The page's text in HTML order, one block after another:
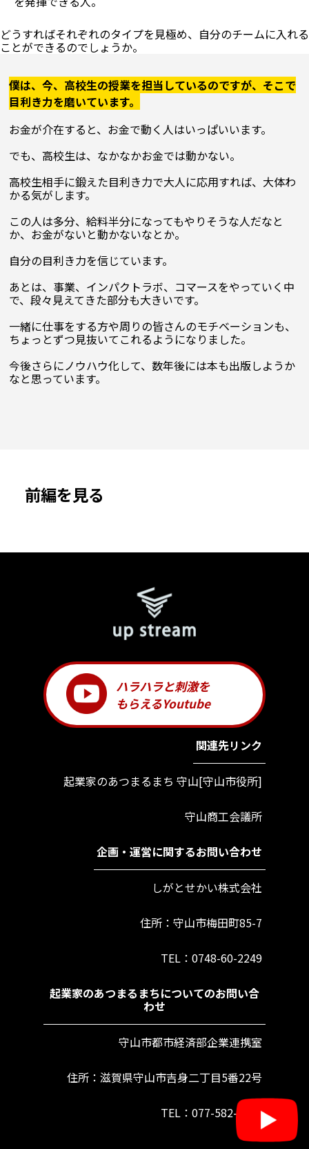
どうすればそれぞれのタイプを見極め、自分のチームに入れる
僕は、今、高校生の授業を担当しているのですが、そこで
目利き力を磨いています。
お金が介在すると、お金で動く人はいっぱいいます。
でも、高校生は、なかなかお金では動かない。
高校生相手に鍛えた目利き力で大人に応用すれば、大体わ
かる気がします。
この人は多分、給料半分になってもやりそうな人だなと
か、お金がないと動かないなとか。
自分の目利き力を信じています。
あとは、事業、インパクトラボ、コマースをやっていく中
で、段々見えてきた部分も大きいです。
一緒に仕事をする方や周りの皆さんのモチベーションも、
ちょっとずつ見抜いてこれるようになりました。
今後さらにノウハウ化して、数年後には本も出版しようか
前編を見る
ハラハラと刺激を
もらえるYoutube
関連先リンク
起業家のあつまるまち 守山[守山市役所]
守山商工会議所
企画・運営に関するお問い合わせ
しがとせかい株式会社
住所：守山市梅田町85-7
TEL：0748-60-2249
起業家のあつまるまちについてのお問い合
わせ
守山市都市経済部企業連携室
住所：滋賀県守山市吉身二丁目5番22号
TEL：077-582-1165